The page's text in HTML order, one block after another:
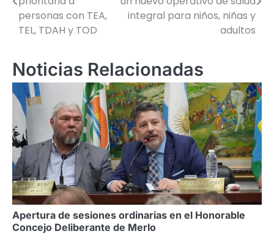
entradas
personas con TEA,
TEL, TDAH y TOD
integral para niños, niñas y
adultos
Noticias Relacionadas
Apertura de sesiones ordinarias en el Honorable
Concejo Deliberante de Merlo